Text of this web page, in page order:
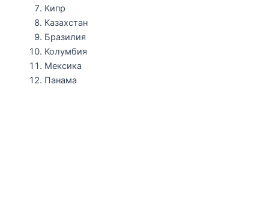
Кипр
Казахстан
Бразилия
Колумбия
Мексика
Панама